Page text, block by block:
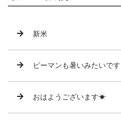
新米
ピーマンも暑いみたいです
おはようございます☀